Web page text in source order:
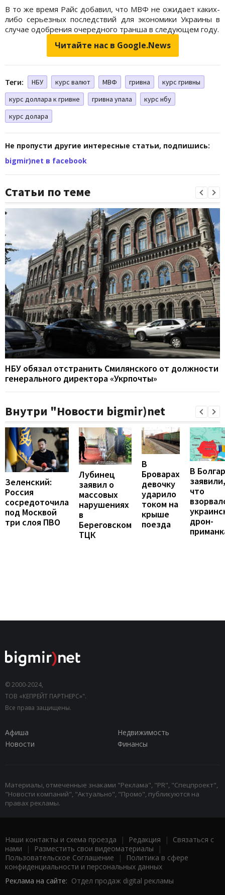
В то же время Райс добавил, что МВФ не ожидает каких-
либо серьезных последствий для экономики Украины в
случае одобрения очередного транша в следующем году.
Читайте нас в Google.News
Теги: НБУ курс валют МВФ гривна
курс гривны
курс доллара к гривне
гривна упала
курс нбу
курс долара
Не пропусти другие интересные статьи, подпишись:
bigmir)net в facebook
Статьи по теме
НБУ обязал отстранить Смилянского от должности
генерального директора «Укрпочты»
Внутри "Новости bigmir)net
Зеленский:
Россия
сосредоточила
под Москвой
три слоя ПВО
Лубинец
заявил о
массовых
нарушениях
в
Береговском
ТЦК
В
Броварах
девочку
ударило
током на
крыше
поезда
В
заявили,
что
дрон-
© 2000-2024,
ТОВ «КЕПРЕЙТ ПАРТНЕРС»".
Все права защищены.
Афиша
Недвижимость
Новости
Финансы
Материалы, отмеченные знаками "Реклама", "PR", "Спецпроект",
"Новости компаний", "Актуально", "Промо", публикуются на
правах рекламы.
Наши контакты и схема проезда | Редакция | Связаться с
нами | Разместить свои видеоматериалы |
Пользовательское Соглашение |
Политика в сфере
конфиденциальности и персональных данных
Реклама на сайте: Отдел продаж digital рекламы